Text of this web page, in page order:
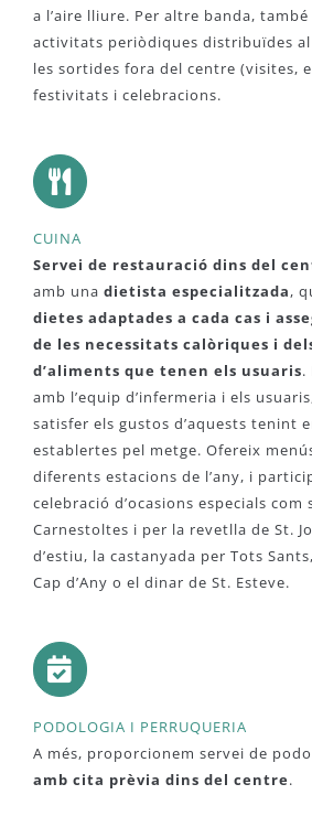
a l’aire lliure. Per altre banda,
activitats periòdiques distribuïdes al
les sortides fora del centre (visites,
festivitats i celebracions.
CUINA
Servei de restauració dins del
amb una dietista especialitzada,
dietes adaptades a cada cas i
de les necessitats calòriques i
d’aliments que tenen els usuaris.
amb l’equip d’infermeria i els
satisfer els gustos d’aquests tenint
establertes pel metge. Ofereix
diferents estacions de l’any, i
celebració d’ocasions especials com
Carnestoltes i per la revetlla de St.
d’estiu, la castanyada per Tots
Cap d’Any o el dinar de St. Esteve.
PODOLOGIA I PERRUQUERIA
A més, proporcionem servei de
amb cita prèvia dins del centre.